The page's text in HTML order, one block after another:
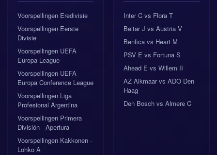
Voorspellingen Eredivisie
Voorspellingen Eerste
Divisie
Voorspellingen UEFA
Europa League
Voorspellingen UEFA
Europa Conference League
Voorspellingen Liga
Profesional Argentina
Voorspellingen Primera
División - Apertura
Voorspellingen Kakkonen -
Lohko A
Inter C vs Flora T
Beitar J vs Austria V
Benfica vs Heart M
PSV E vs Fortuna S
Ahead E vs Willem II
AZ Alkmaar vs ADO Den
Haag
Den Bosch vs Almere C